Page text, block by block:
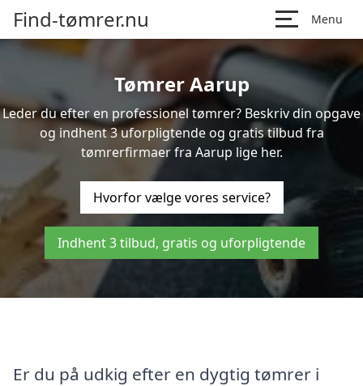
Find-tømrer.nu Menu
Tømrer Aarup
Leder du efter en professionel tømrer? Beskriv din opgave
og indhent 3 uforpligtende og gratis tilbud fra
tømrerfirmaer fra Aarup lige her.
Hvorfor vælge vores service?
Indhent 3 tilbud, gratis og uforpligtende
Er du på udkig efter en dygtig tømrer i